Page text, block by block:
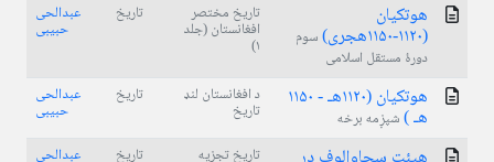
هوتکیان
(۱۱٢۰-۱۱۵۰هجری)
سوم
دورۀ مستقل اسلامی
تاریخ مختصر
افغانستان (جلد
۱)
تاریخ عبدالحی
حبیبی
هوتکیان (۱۱۲۰هـ - ۱۱۵۰
هـ )شپږمه برخه
د افغانستان لنډ
تاریخ
تاریخ عبدالحی
حبیبی
تاریخ تجزیه تاریخ عبدالحی